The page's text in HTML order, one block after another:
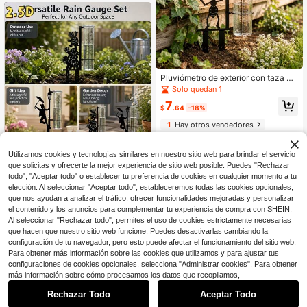
fáciles de leer
Local NEW Pluviómetro de Jardinerí
a Mini 2D de Hierro Forjado + 3D -
Diseño de Combinación Dual, Mate
rial Metálico Resistente a la Intemp
erie, Pantalla de Escala Precisa, Ins
talación Fácil de Insertar. Adecuado
para Medir la Precipitación Diaria e
n Jardines Domésticos
$24.20 -42%
Pluviómetro de exterior con taza m
edidora de vidrio, pluviómetro con f
orma de hormiga, números grandes
fáciles de leer, adecuado para jardí
Solo quedan 1
$7.64 -18%
1Hay otros vendedores
Ahorro de $27.14
Pluviómetro de exterior para d
1
0
Utilizamos cookies y tecnologías similares en nuestro sitio web para brindar el servicio
que solicitas y ofrecerte la mejor experiencia de sitio web posible. Puedes "Rechazar
todo", "Aceptar todo" o establecer tu preferencia de cookies en cualquier momento a tu
elección. Al seleccionar "Aceptar todo", estableceremos todas las cookies opcionales,
que nos ayudan a analizar el tráfico, ofrecer funcionalidades mejoradas y personalizar
el contenido y los anuncios para complementar tu experiencia de compra con SHEIN.
Al seleccionar "Rechazar todo", permites el uso de cookies estrictamente necesarias
que hacen que nuestro sitio web funcione. Puedes desactivarlas cambiando la
configuración de tu navegador, pero esto puede afectar el funcionamiento del sitio web.
Para obtener más información sobre las cookies que utilizamos y para ajustar tus
configuraciones de cookies opcionales, selecciona "Administrar cookies". Para obtener
más información sobre cómo procesamos los datos que recopilamos,
Rechazar Todo Aceptar Todo